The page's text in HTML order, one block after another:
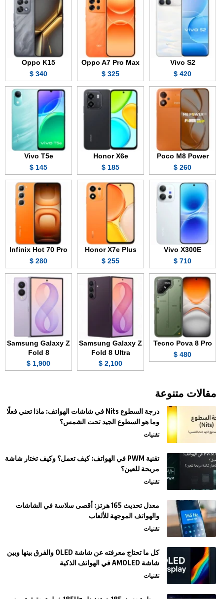
Vivo S2
420 $
Oppo A7 Pro Max
325 $
Oppo K15
340 $
Poco M8 Power
260 $
Honor X6e
185 $
Vivo T5e
145 $
Vivo X300E
710 $
Honor X7e Plus
255 $
Infinix Hot 70 Pro
280 $
Tecno Pova 8 Pro
480 $
Samsung Galaxy Z
Fold 8 Ultra
2,100 $
Samsung Galaxy Z
Fold 8
1,900 $
مقالات متنوعة
درجة السطوع Nits في شاشات الهواتف: ماذا تعني فعلًا
وما هو السطوع الجيد تحت الشمس؟
تقنيات
تقنية PWM في الهواتف: كيف تعمل؟ وكيف تختار شاشة
مريحة للعين؟
تقنيات
معدل تحديث 165 هرتز: أقصى سلاسة في الشاشات
والهواتف الموجهة للألعاب
تقنيات
كل ما تحتاج معرفته عن شاشة OLED والفرق بينها وبين
شاشة AMOLED في الهواتف الذكية
تقنيات